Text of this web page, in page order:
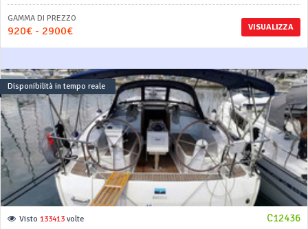
VISUALIZZA
GAMMA DI PREZZO
920€ - 2900€
Disponibilità in tempo reale
C12436
Visto 133413 volte